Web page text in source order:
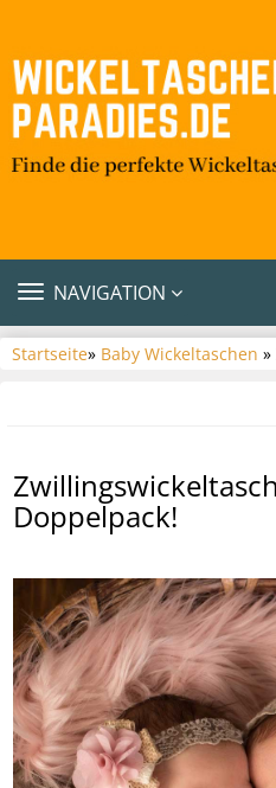
TOGGLE
NAVIGATION
Startseite» Baby Wickeltaschen
Doppelpack!